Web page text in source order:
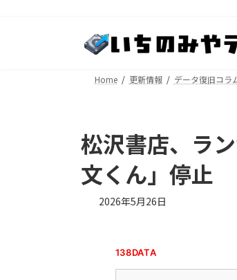
Home 更新情報 データ復旧コラ
松沢書店、ラ
文くん」停止
2026年5月26日
138DATA